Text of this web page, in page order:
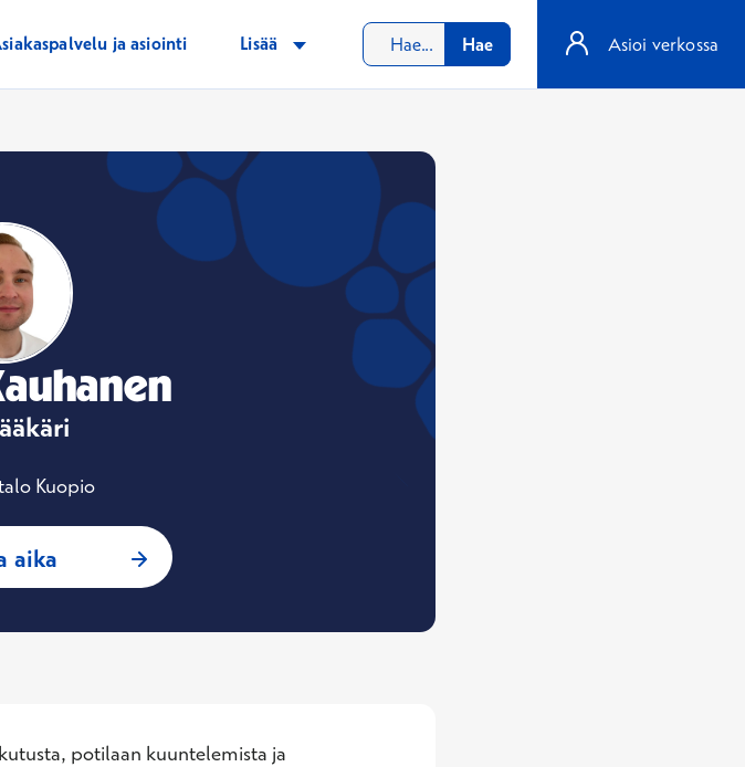
ja asiointi Lisää Hae Asioi verkossa
Kuopio
aika : Jaakko Kauhanen, Yleislääkäri
potilaan kuuntelemista ja